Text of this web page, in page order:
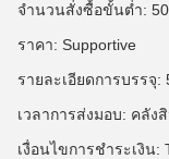
จำนวนสั่งซื้อขั้นต่ำ:
ราคา: Supportive
รายละเอียดการบรรจุ:
เวลาการส่งมอบ: คลัง
เงื่อนไขการชำระเงิน: